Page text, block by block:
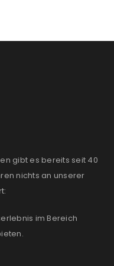
gibt es bereits seit 40
nichts an unserer
im Bereich